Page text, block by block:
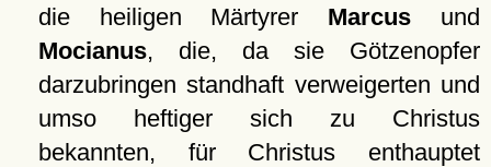
die heiligen Märtyrer Marcus und
Mocianus, die, da sie Götzenopfer
darzubringen standhaft verweigerten und
umso heftiger sich zu Christus
bekannten, für Christus enthauptet